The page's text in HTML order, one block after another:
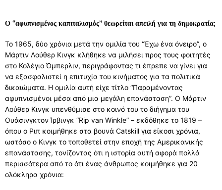
Ο “αφυπνισμένος καπιταλισμός” θεωρείται απειλή για τη δημοκρατία;
Το 1965, δύο χρόνια μετά την ομιλία του “Έχω ένα όνειρο”, ο
Μάρτιν Λούθερ Κινγκ κλήθηκε να μιλήσει προς τους φοιτητές
στο Κολέγιο Όμπερλιν, περιγράφοντας τι έπρεπε να γίνει για
να εξασφαλιστεί η επιτυχία του κινήματος για τα πολιτικά
δικαιώματα. Η ομιλία αυτή είχε τίτλο “Παραμένοντας
αφυπνισμένοι μέσα από μια μεγάλη επανάσταση”. Ο Μάρτιν
Λούθερ Κινγκ υπενθύμισε στο κοινό του το διήγημα του
Ουάσινγκτον Ίρβινγκ “Rip van Winkle” – εκδόθηκε το 1819 –
όπου ο Ριπ κοιμήθηκε στα βουνά Catskill για είκοσι χρόνια,
ωστόσο ο Κινγκ το τοποθετεί στην εποχή της Αμερικανικής
επανάστασης, τονίζοντας ότι η ιστορία αυτή αφορά πολλά
περισσότερα από το ότι ένας άνθρωπος κοιμήθηκε για 20
ολόκληρα χρόνια: